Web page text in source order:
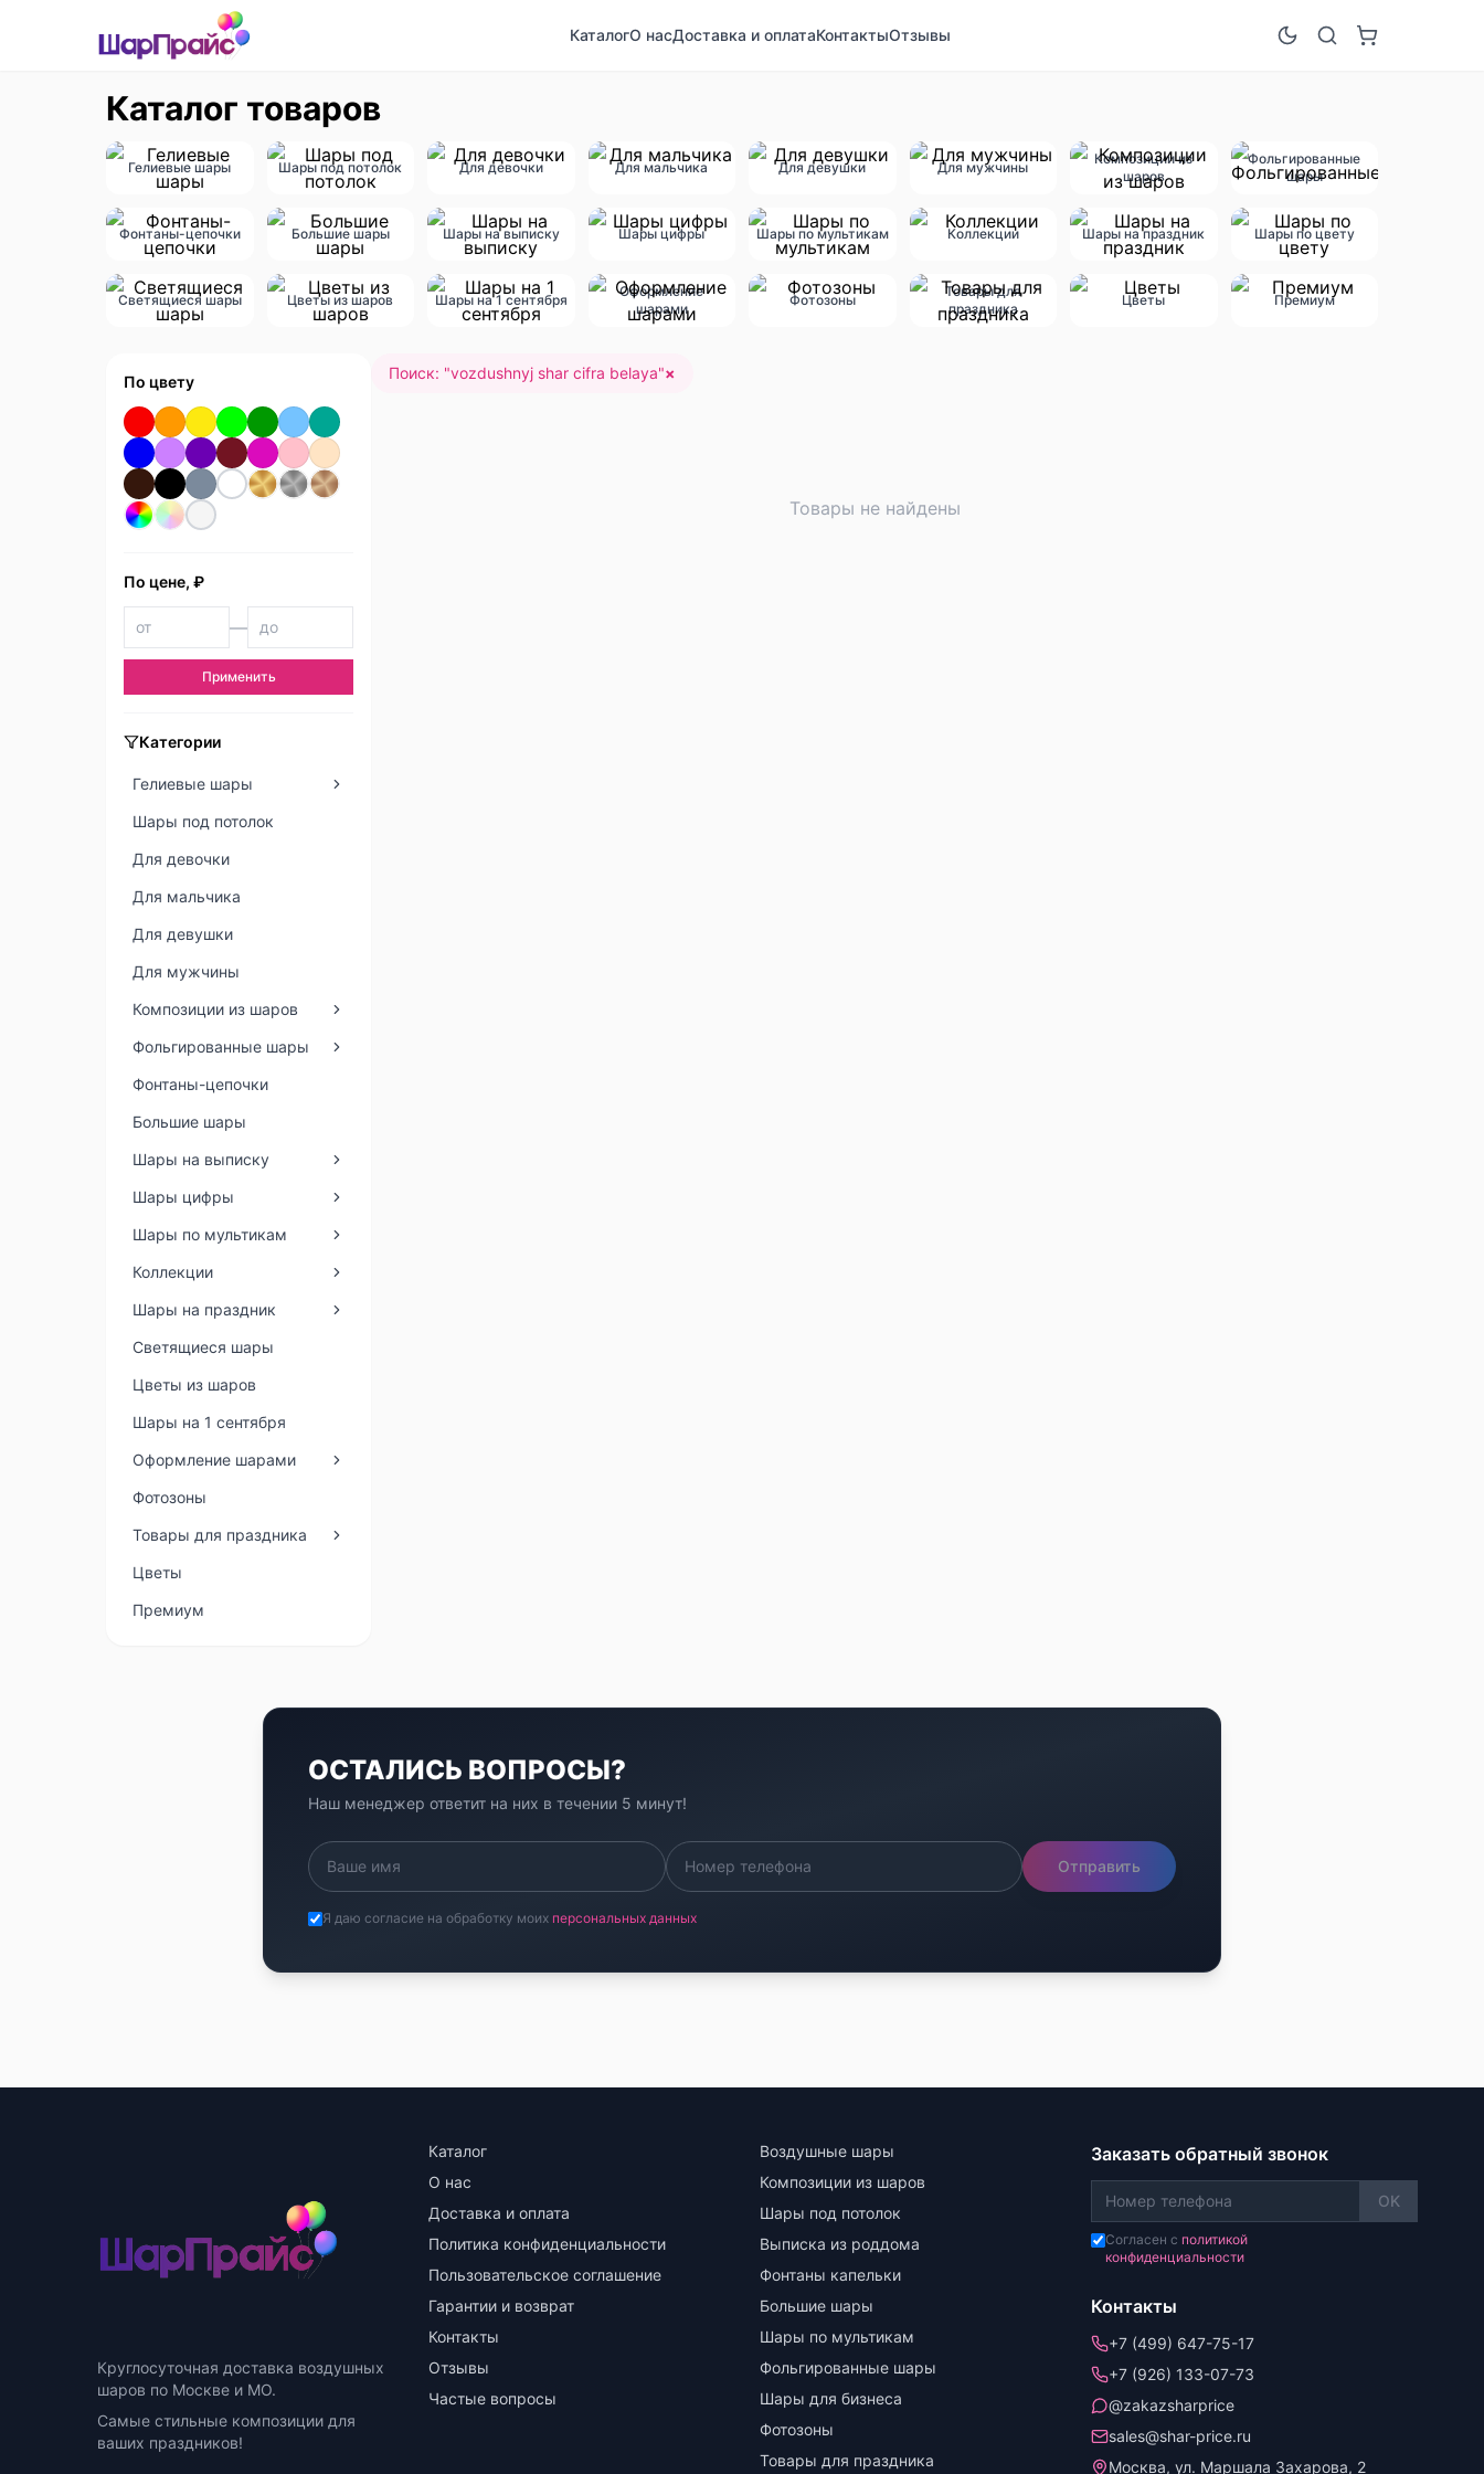
КаталогО насДоставка и оплатаКонтактыОтзывы
Каталог товаров
Гелиевые шары Шары под потолок Для девочки Для мальчика Для девушки Для мужчины
Композиции из
шаров
Фольгированные
шары
Фонтаны-цепочки Большие шары Шары на выписку Шары цифры Шары по мультикам Коллекции Шары на праздник Шары по цвету
Светящиеся шары Цветы из шаров Шары на 1 сентября
Оформление
шарами
Фотозоны
Товары для
праздника
Цветы Премиум
По цвету
По цене, ₽
—
Применить
Категории
Гелиевые шары
Шары под потолок
Для девочки
Для мальчика
Для девушки
Для мужчины
Композиции из шаров
Фольгированные шары
Фонтаны-цепочки
Большие шары
Шары на выписку
Шары цифры
Шары по мультикам
Коллекции
Шары на праздник
Светящиеся шары
Цветы из шаров
Шары на 1 сентября
Оформление шарами
Фотозоны
Товары для праздника
Цветы
Премиум
Поиск: "vozdushnyj shar cifra belaya"×
Товары не найдены
ОСТАЛИСЬ ВОПРОСЫ?
Наш менеджер ответит на них в течении 5 минут!
Отправить
Я даю согласие на обработку моих персональных данных
Круглосуточная доставка воздушных
шаров по Москве и МО.
Самые стильные композиции для
ваших праздников!
Каталог
О нас
Доставка и оплата
Политика конфиденциальности
Пользовательское соглашение
Гарантии и возврат
Контакты
Отзывы
Частые вопросы
Воздушные шары
Композиции из шаров
Шары под потолок
Выписка из роддома
Фонтаны капельки
Большие шары
Шары по мультикам
Фольгированные шары
Шары для бизнеса
Фотозоны
Товары для праздника
Заказать обратный звонок
OK
Согласен с политикой
конфиденциальности
Контакты
+7 (499) 647-75-17
+7 (926) 133-07-73
@zakazsharprice
sales@shar-price.ru
Москва, ул. Маршала Захарова, 2